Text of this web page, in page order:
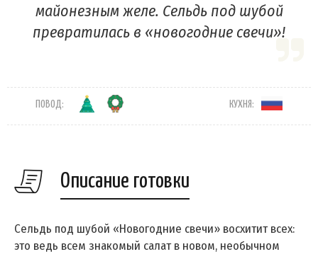
майонезным желе. Сельдь под шубой
превратилась в «новогодние свечи»!
ПОВОД: КУХНЯ:
Описание готовки
Сельдь под шубой «Новогодние свечи» восхитит всех:
это ведь всем знакомый салат в новом, необычном